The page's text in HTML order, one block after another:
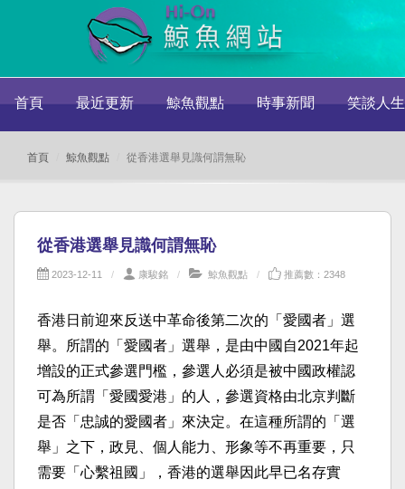
首頁 最近更新 鯨魚觀點 時事新聞 笑談人生
首頁 鯨魚觀點 從香港選舉見識何謂無恥
從香港選舉見識何謂無恥
2023-12-11 康駿銘 鯨魚觀點 推薦數：2348
香港日前迎來反送中革命後第二次的「愛國者」選
舉。所謂的「愛國者」選舉，是由中國自2021年起
增設的正式參選門檻，參選人必須是被中國政權認
可為所謂「愛國愛港」的人，參選資格由北京判斷
是否「忠誠的愛國者」來決定。在這種所謂的「選
舉」之下，政見、個人能力、形象等不再重要，只
需要「心繫祖國」，香港的選舉因此早已名存實